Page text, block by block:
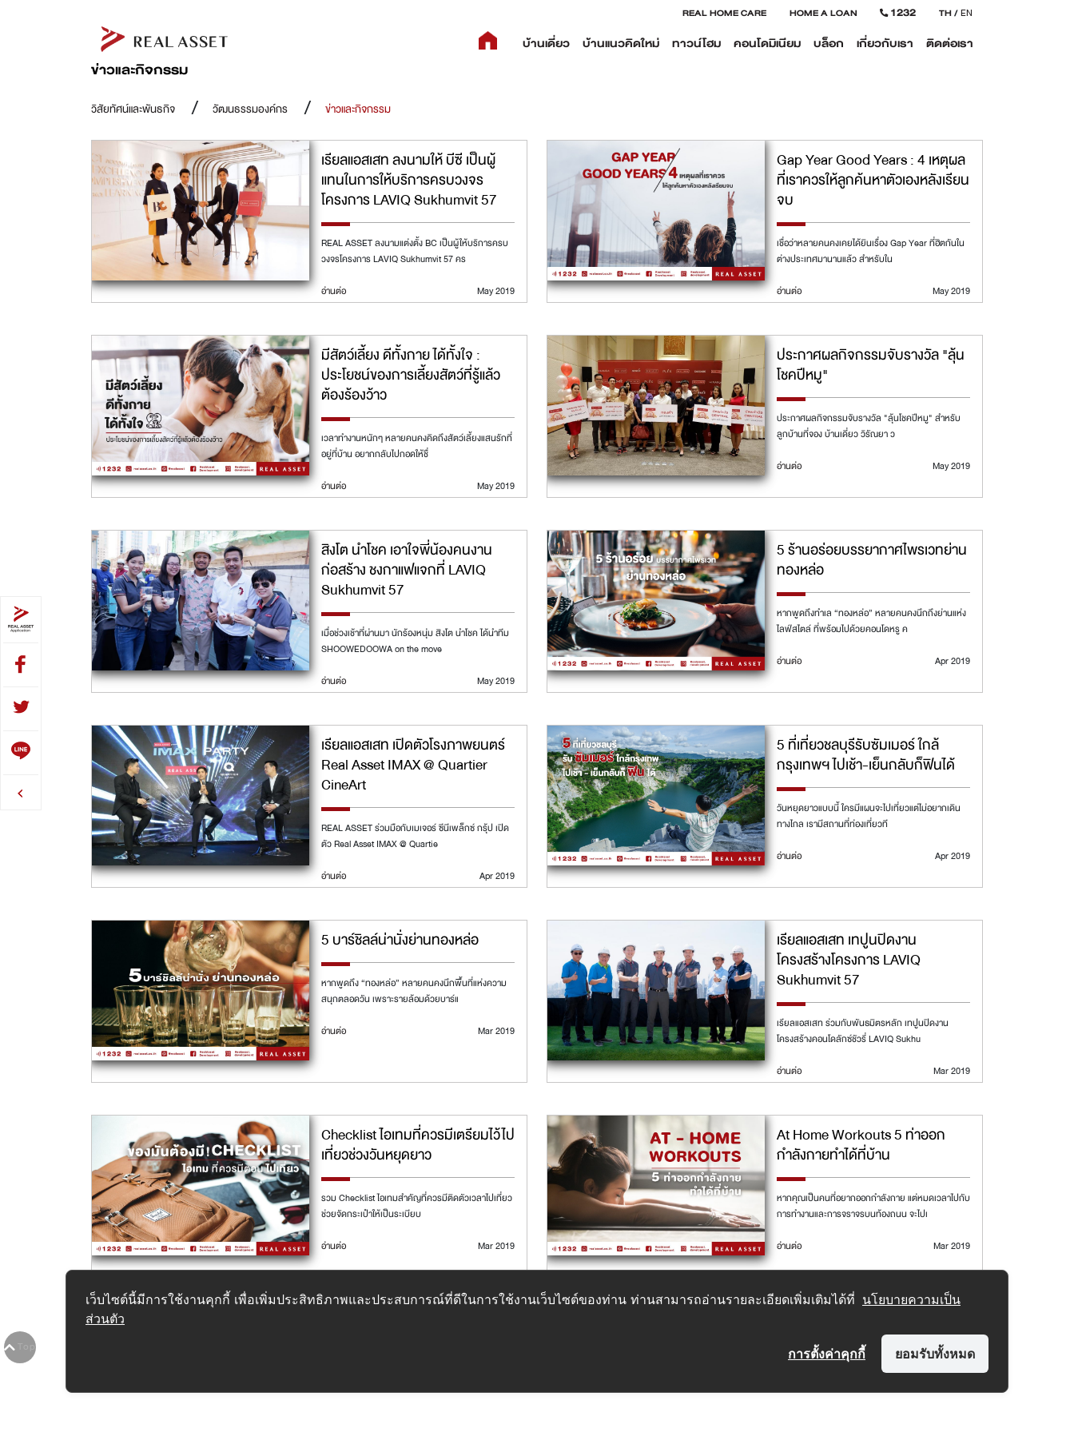
REAL HOME CARE HOME A LOAN 1232 TH/EN
บ้านเดี่ยว บ้านแนวคิดใหม่ ทาวน์โฮม คอนโดมิเนียม บล็อก เกี่ยวกับเรา ติดต่อเรา
Top
ข่าวและกิจกรรม
วิสัยทัศน์และพันธกิจ วัฒนธรรมองค์กร ข่าวและกิจกรรม
เรียลแอสเสท ลงนามให้ บีซี เป็นผู้
แทนในการให้บริการครบวงจร
โครงการ LAVIQ Sukhumvit 57
REAL ASSET ลงนามแต่งตั้ง BC เป็นผู้ให้บริการครบ
วงจรโครงการ LAVIQ Sukhumvit 57 คร
May 2019
อ่านต่อ
Gap Year Good Years : 4 เหตุผล
ที่เราควรให้ลูกค้นหาตัวเองหลังเรียน
จบ
เชื่อว่าหลายคนคงเคยได้ยินเรื่อง Gap Year ที่ฮิตกันใน
ต่างประเทศมานานแล้ว สำหรับใน
May 2019
อ่านต่อ
มีสัตว์เลี้ยง ดีทั้งกาย ได้ทั้งใจ :
ประโยชน์ของการเลี้ยงสัตว์ที่รู้แล้ว
ต้องร้องว้าว
เวลาทำงานหนักๆ หลายคนคงคิดถึงสัตว์เลี้ยงแสนรักที่
อยู่ที่บ้าน อยากกลับไปกอดให้ชื่
May 2019
อ่านต่อ
ประกาศผลกิจกรรมจับรางวัล "ลุ้น
โชคปีหมู"
ประกาศผลกิจกรรมจับรางวัล "ลุ้นโชคปีหมู" สำหรับ
ลูกบ้านที่จอง บ้านเดี่ยว วิรัณยา ว
May 2019
อ่านต่อ
สิงโต นำโชค เอาใจพี่น้องคนงาน
ก่อสร้าง ชงกาแฟแจกที่ LAVIQ
Sukhumvit 57
เมื่อช่วงเช้าที่ผ่านมา นักร้องหนุ่ม สิงโต นำโชค ได้นำทีม
SHOOWEDOOWA on the move
May 2019
อ่านต่อ
5 ร้านอร่อยบรรยากาศไพรเวทย่าน
ทองหล่อ
หากพูดถึงทำเล “ทองหล่อ” หลายคนคงนึกถึงย่านแห่ง
ไลฟ์สไตล์ ที่พร้อมไปด้วยคอนโดหรู ค
Apr 2019
อ่านต่อ
เรียลแอสเสท เปิดตัวโรงภาพยนตร์
Real Asset IMAX @ Quartier
CineArt
REAL ASSET ร่วมมือกับเมเจอร์ ซีนีเพล็กซ์ กรุ้ป เปิด
ตัว Real Asset IMAX @ Quartie
Apr 2019
อ่านต่อ
5 ที่เที่ยวชลบุรีรับซัมเมอร์ ใกล้
กรุงเทพฯ ไปเช้า-เย็นกลับก็ฟินได้
วันหยุดยาวแบบนี้ ใครมีแผนจะไปเที่ยวแต่ไม่อยากเดิน
ทางไกล เรามีสถานที่ท่องเที่ยวที
Apr 2019
อ่านต่อ
5 บาร์ชิลล์น่านั่งย่านทองหล่อ
หากพูดถึง “ทองหล่อ” หลายคนคงนึกพื้นที่แห่งความ
สนุกตลอดวัน เพราะรายล้อมด้วยบาร์แ
Mar 2019
อ่านต่อ
เรียลแอสเสท เทปูนปิดงาน
โครงสร้างโครงการ LAVIQ
Sukhumvit 57
เรียลแอสเสท ร่วมกับพันธมิตรหลัก เทปูนปิดงาน
โครงสร้างคอนโดลักซ์ชัวรี่ LAVIQ Sukhu
Mar 2019
อ่านต่อ
Checklist ไอเทมที่ควรมีเตรียมไว้ไป
เที่ยวช่วงวันหยุดยาว
รวม Checklist ไอเทมสำคัญที่ควรมีติดตัวเวลาไปเที่ยว
ช่วยจัดกระเป๋าให้เป็นระเบียบ
Mar 2019
อ่านต่อ
At Home Workouts 5 ท่าออก
กำลังกายทำได้ที่บ้าน
หากคุณเป็นคนที่อยากออกกำลังกาย แต่หมดเวลาไปกับ
การทำงานและการจราจรบนท้องถนน จะไปเ
Mar 2019
อ่านต่อ
1 2
เว็บไซต์นี้มีการใช้งานคุกกี้ เพื่อเพิ่มประสิทธิภาพและประสบการณ์ที่ดีในการใช้งานเว็บไซต์ของท่าน ท่านสามารถอ่านรายละเอียดเพิ่มเติมได้ที่ นโยบายความเป็น
ส่วนตัว
ยอมรับทั้งหมด
การตั้งค่าคุกกี้